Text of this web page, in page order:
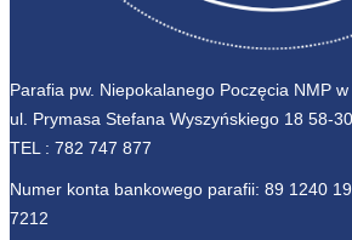
Parafia pw. Niepokalanego Poczęcia NMP w
ul. Prymasa Stefana Wyszyńskiego 18 58-
TEL : 782 747 877
Numer konta bankowego parafii: 89 1240
7212